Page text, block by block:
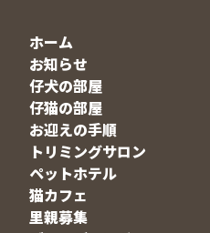
ホーム
お知らせ
仔犬の部屋
仔猫の部屋
お迎えの手順
トリミングサロン
ペットホテル
猫カフェ
里親募集